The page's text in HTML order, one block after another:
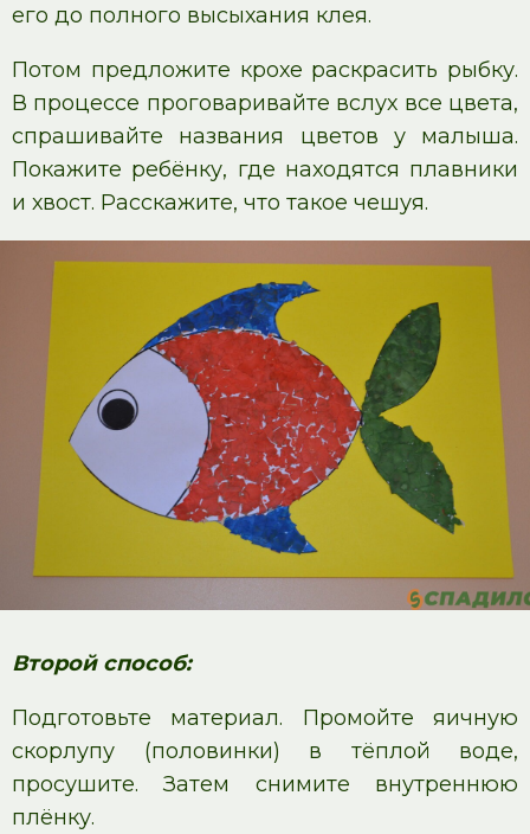
его до полного высыхания клея.
Потом предложите крохе раскрасить рыбку.
В процессе проговаривайте вслух все цвета,
спрашивайте названия цветов у малыша.
Покажите ребёнку, где находятся плавники
и хвост. Расскажите, что такое чешуя.
Второй способ:
Подготовьте материал. Промойте яичную
скорлупу (половинки) в тёплой воде,
просушите. Затем снимите внутреннюю
плёнку.